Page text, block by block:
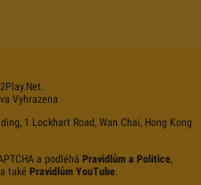
.net.
Vyhrazena
1 Lockhart Road, Wan Chai, Hong Kong
a podléhá Pravidlům a Politice,
také Pravidlům YouTube.